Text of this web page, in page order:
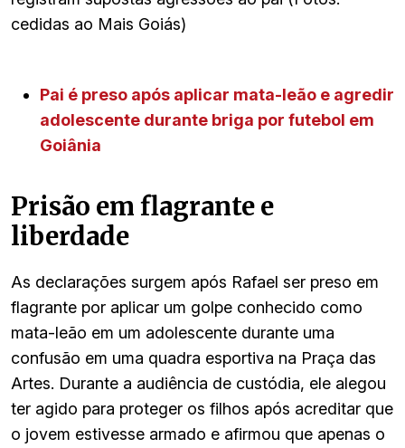
cedidas ao Mais Goiás)
Pai é preso após aplicar mata-leão e agredir
adolescente durante briga por futebol em
Goiânia
Prisão em flagrante e
liberdade
As declarações surgem após Rafael ser preso em
flagrante por aplicar um golpe conhecido como
mata-leão em um adolescente durante uma
confusão em uma quadra esportiva na Praça das
Artes. Durante a audiência de custódia, ele alegou
ter agido para proteger os filhos após acreditar que
o jovem estivesse armado e afirmou que apenas o